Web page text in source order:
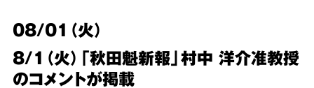
08/01（火）
8/1（火）「秋田魁新報」村中 洋介准教授
のコメントが掲載